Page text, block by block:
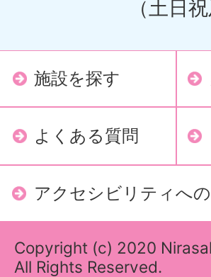
（土日
施設を探す
よくある質問
アクセシビリティへ
Copyright (c) 2020
All Rights Reserved.